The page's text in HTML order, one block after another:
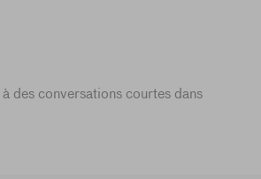
des conversations courtes dans